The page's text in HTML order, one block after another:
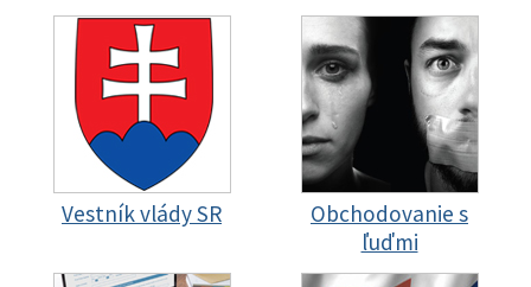
Vestník vlády SR
Obchodovanie s
ľuďmi